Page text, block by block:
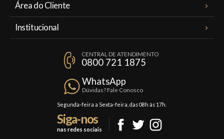
Área do Cliente
Institucional
Política de Privacidade
Trocas e Devoluções
Formas de Pagamento
CENTRAL DE ATENDIMENTO
0800 721 1875
WhatsApp
Dúvidas? Fale Conosco
Segunda-feira a Sexta-feira, das 08h às 17h.
Siga-nos
nas redes sociais